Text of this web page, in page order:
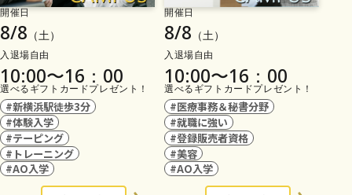
開催日
8/8 （土）
入退場自由
10:00〜16：00
選べるギフトカードプレゼント！
#新横浜駅徒歩3分
#体験入学
#テーピング
#トレーニング
#AO入学
開催日
8/8 （土）
入退場自由
10:00〜16：00
選べるギフトカードプレゼント！
#医療事務＆秘書分野
#就職に強い
#登録販売者資格
#美容
#AO入学